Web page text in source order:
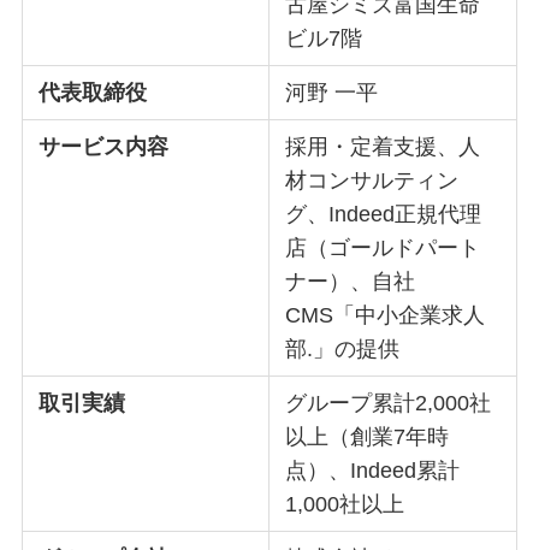
古屋シミズ富国生命
ビル7階
代表取締役 河野 一平
サービス内容
採用・定着支援、人
材コンサルティン
グ、Indeed正規代理
店（ゴールドパート
ナー）、自社
CMS「中小企業求人
部.」の提供
取引実績
グループ累計2,000社
以上（創業7年時
点）、Indeed累計
1,000社以上